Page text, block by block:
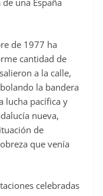
una España
de 1977 ha
cantidad de
a la calle,
la bandera
lucha pacífica y
nueva,
de
que venía
celebradas